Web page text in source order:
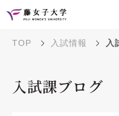
TOP 入試情報 入
入試課ブログ